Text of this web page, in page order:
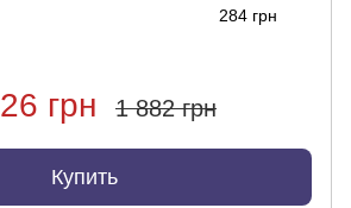
284 грн
грн 1 882 грн
Купить